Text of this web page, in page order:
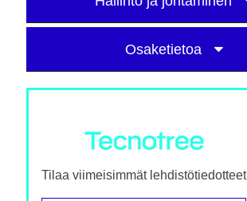
Osaketietoa
Tilaa viimeisimmät lehdistötiedotteet